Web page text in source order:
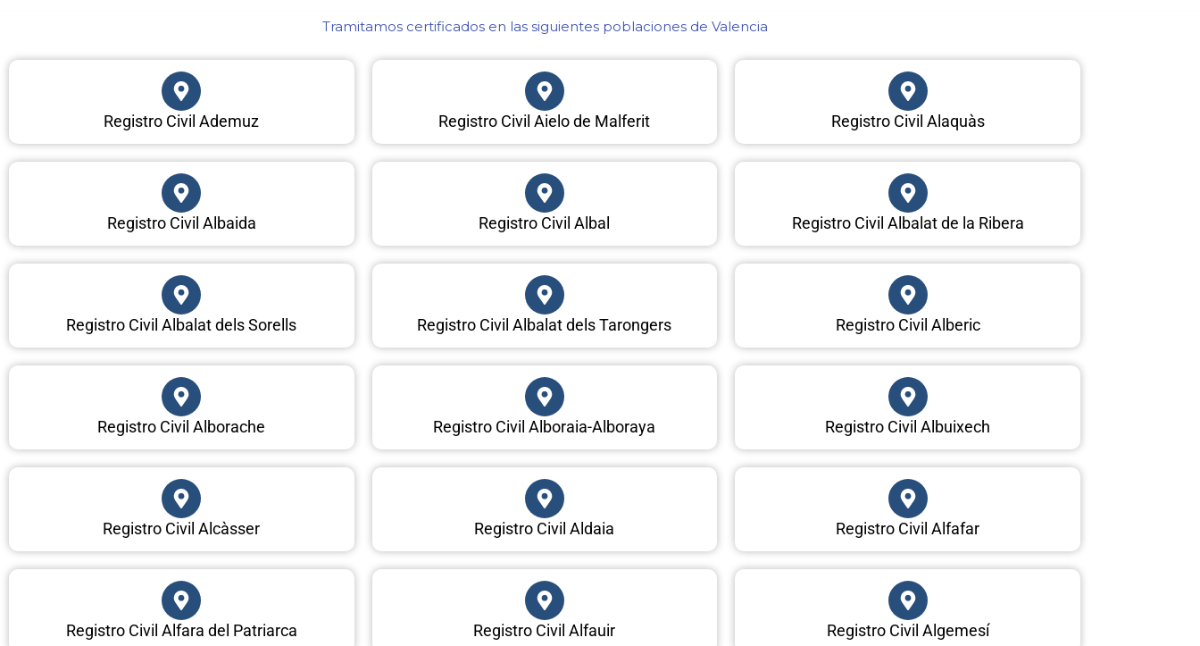
Tramitamos certificados en las siguientes poblaciones de Valencia​
Registro Civil Ademuz Registro Civil Aielo de Malferit Registro Civil Alaquàs
Registro Civil Albaida Registro Civil Albal Registro Civil Albalat de la Ribera
Registro Civil Albalat dels Sorells Registro Civil Albalat dels Tarongers Registro Civil Alberic
Registro Civil Alborache Registro Civil Alboraia-Alboraya Registro Civil Albuixech
Registro Civil Alcàsser Registro Civil Aldaia Registro Civil Alfafar
Registro Civil Alfara del Patriarca Registro Civil Alfauir Registro Civil Algemesí